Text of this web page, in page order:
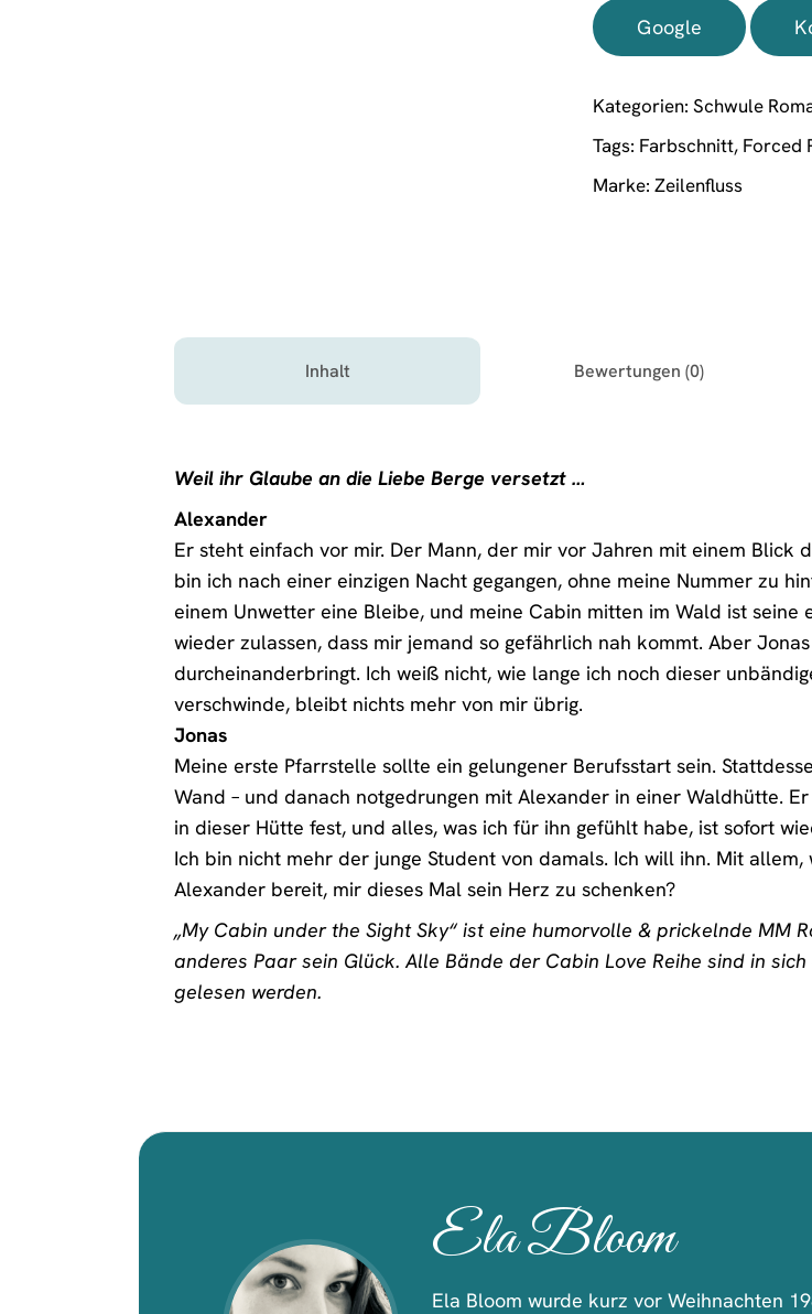
Google
Kategorien:Schwule
Tags: Farbschnitt, Forced
Marke:Zeilenfluss
Inhalt Bewertungen (0)
Weil ihr Glaube an die Liebe Berge versetzt …
Alexander
Er steht einfach vor mir. Der Mann, der mir vor Jahren mit einem Blick
bin ich nach einer einzigen Nacht gegangen, ohne meine Nummer zu
einem Unwetter eine Bleibe, und meine Cabin mitten im Wald ist seine
wieder zulassen, dass mir jemand so gefährlich nah kommt. Aber
durcheinanderbringt. Ich weiß nicht, wie lange ich noch dieser
verschwinde, bleibt nichts mehr von mir übrig.
Jonas
Meine erste Pfarrstelle sollte ein gelungener Berufsstart sein.
Wand – und danach notgedrungen mit Alexander in einer Waldhütte.
in dieser Hütte fest, und alles, was ich für ihn gefühlt habe, ist sofort
Ich bin nicht mehr der junge Student von damals. Ich will ihn. Mit
Alexander bereit, mir dieses Mal sein Herz zu schenken?
„My Cabin under the Sight Sky“ ist eine humorvolle & prickelnde MM
anderes Paar sein Glück. Alle Bände der Cabin Love Reihe sind in
gelesen werden.
Ela Bloom
Ela Bloom wurde kurz vor Weihnachten